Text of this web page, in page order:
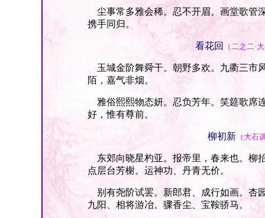
尘事常多雅会稀。忍不开眉。画堂歌管
携手同归。
看花回 （二之二·
玉城金阶舞舜干。朝野多欢。九衢三市
陌，嘉气非烟。
雅俗熙熙物态妍。忍负芳年。笑筵歌席
好，惟有尊前。
柳初新 （大石
东郊向晓星杓亚。报帝里，春来也。柳
点层台芳榭。运神功、丹青无价。
别有尧阶试罢。新郎君、成行如画。杏
九阳、相将游冶。骤香尘、宝鞍骄马。